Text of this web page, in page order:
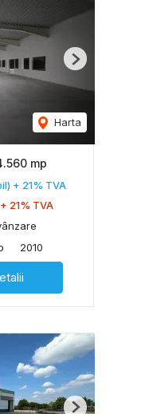
Harta
Next
mp
+ 21% TVA
21% TVA
2010